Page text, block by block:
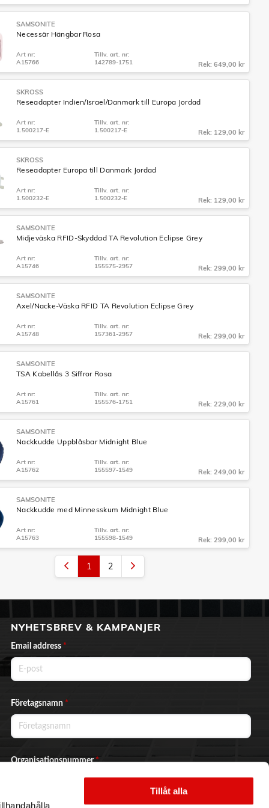
Tillåt alla
SAMSONITE
Necessär Hängbar Rosa
Art nr:
A15766
Tillv. art. nr:
142789-1751
Rek: 649,00 kr
SKROSS
Reseadapter Indien/Israel/Danmark till Europa Jordad
Art nr:
1.500217-E
Tillv. art. nr:
1.500217-E
Rek: 129,00 kr
SKROSS
Reseadapter Europa till Danmark Jordad
Art nr:
1.500232-E
Tillv. art. nr:
1.500232-E
Rek: 129,00 kr
SAMSONITE
Midjeväska RFID-Skyddad TA Revolution Eclipse Grey
Art nr:
A15746
Tillv. art. nr:
155575-2957
Rek: 299,00 kr
SAMSONITE
Axel/Nacke-Väska RFID TA Revolution Eclipse Grey
Art nr:
A15748
Tillv. art. nr:
157361-2957
Rek: 299,00 kr
SAMSONITE
TSA Kabellås 3 Siffror Rosa
Art nr:
A15761
Tillv. art. nr:
155576-1751
Rek: 229,00 kr
SAMSONITE
Nackkudde Uppblåsbar Midnight Blue
Art nr:
A15762
Tillv. art. nr:
155597-1549
Rek: 249,00 kr
SAMSONITE
Nackkudde med Minnesskum Midnight Blue
Art nr:
A15763
Tillv. art. nr:
155598-1549
Rek: 299,00 kr
1 2
NYHETSBREV & KAMPANJER
Email address *
Företagsnamn *
Organisationsnummer*